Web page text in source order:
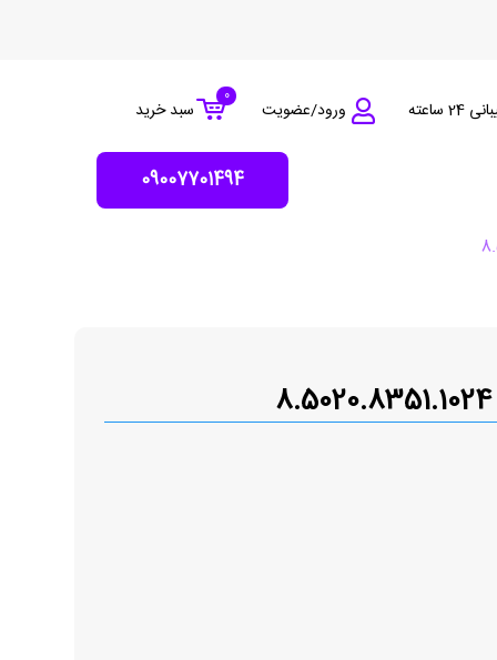
ساعته ورود/عضویت
0
سبد خرید
09007701494